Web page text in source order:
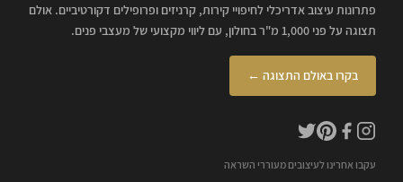
פתרונות עיצוב אדריכלי לחיפויי קירות, קרניזים ופרופילים דקורטיביים. אולם
תצוגה על פני 1,000 מ"ר בחולון, עם ליווי מקצועי של מעצבי פנים.
בקרו באולם התצוגה ←
עקבו אחרינו לעיצובים מעוררי השראה